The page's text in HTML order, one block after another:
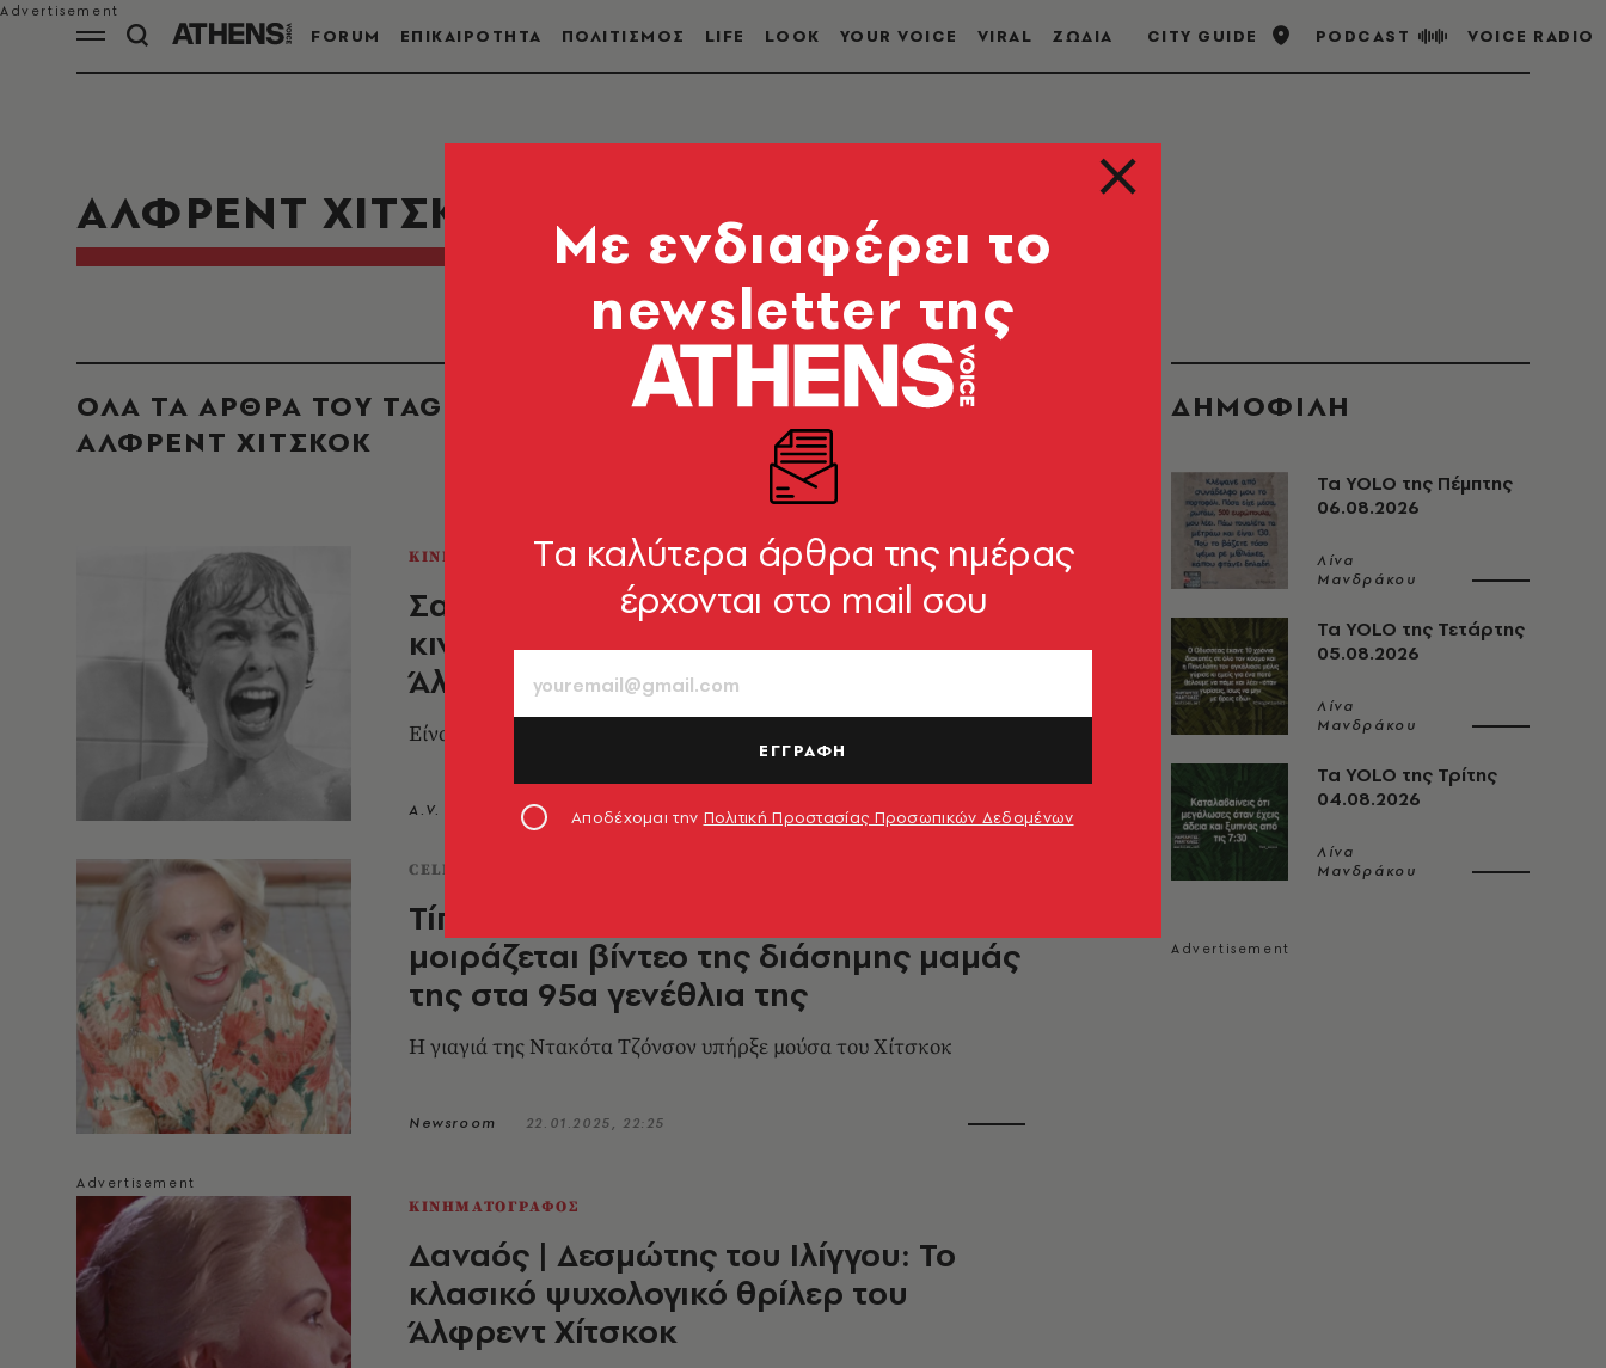
FORUM ΕΠΙΚΑΙΡΟΤΗΤΑ ΠΟΛΙΤΙΣΜΟΣ LIFE LOOK YOUR VOICE VIRAL ΖΩΔΙΑ CITY GUIDE PODCAST VOICE RADIO
ΑΛΦΡΕΝΤ ΧΙΤΣΚΟΚ
ΟΛΑ ΤΑ ΑΡΘΡΑ ΤΟΥ TAG
ΑΛΦΡΕΝΤ ΧΙΤΣΚΟΚ
ΚΙΝΗΜΑΤΟΓΡΑΦΟΣ
Σαν σήμερα κάνει πρεμιέρα στους
κινηματογράφους το «Ψυχώ» του
Άλφρεντ Χίτσκοκ
Είναι μία από τις καλύτερες ταινίες όλων των εποχών
A.V. Team 16.06.2025, 08:08
CELEBRITIES
Τίπι Χέντρεν: Η Μέλανι Γκρίφιθ
μοιράζεται βίντεο της διάσημης μαμάς
της στα 95α γενέθλια της
Η γιαγιά της Ντακότα Τζόνσον υπήρξε μούσα του Χίτσκοκ
Newsroom 22.01.2025, 22:25
ΚΙΝΗΜΑΤΟΓΡΑΦΟΣ
Δαναός | Δεσμώτης του Ιλίγγου: Το
κλασικό ψυχολογικό θρίλερ του
Άλφρεντ Χίτσκοκ
ΔΗΜΟΦΙΛΗ
Τα YOLO της Πέμπτης
06.08.2026
Λίνα
Μανδράκου
Τα YOLO της Τετάρτης
05.08.2026
Λίνα
Μανδράκου
Τα YOLO της Τρίτης
04.08.2026
Λίνα
Μανδράκου
Mε ενδιαφέρει το
newsletter της
Tα καλύτερα άρθρα της ημέρας
έρχονται στο mail σου
ΕΓΓΡΑΦΗ
Αποδέχομαι την Πολιτική Προστασίας Προσωπικών Δεδομένων